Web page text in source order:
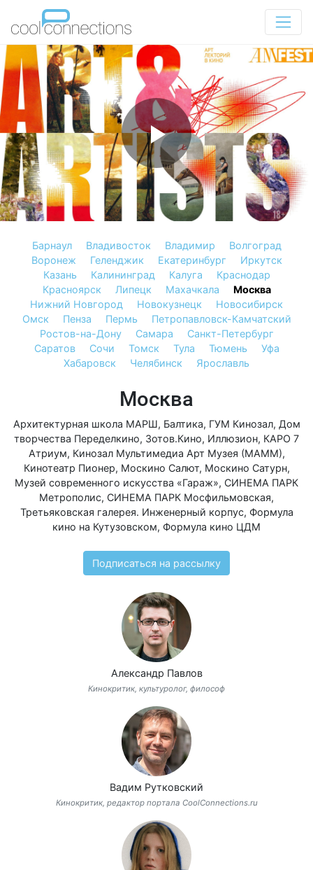
Барнаул Владивосток Владимир
Волгоград
Воронеж
Геленджик Екатеринбург
Иркутск
Казань
Калининград Калуга
Краснодар
Красноярск
Липецк Махачкала
Москва
Нижний Новгород
Новокузнецк
Новосибирск
Омск
Пенза Пермь
Петропавловск-Камчатский
Ростов-на-Дону
Самара
Санкт-Петербург
Саратов
Сочи Томск Тула Тюмень
Уфа
Хабаровск
Челябинск Ярославль
Москва
Архитектурная школа МАРШ, Балтика, ГУМ Кинозал, Дом
творчества Переделкино, Зотов.Кино, Иллюзион, КАРО 7
Атриум, Кинозал Мультимедиа Арт Музея (МАММ),
Кинотеатр Пионер, Москино Салют, Москино Сатурн,
Музей современного искусства «Гараж», СИНЕМА ПАРК
Метрополис, СИНЕМА ПАРК Мосфильмовская,
Третьяковская галерея. Инженерный корпус, Формула
кино на Кутузовском, Формула кино ЦДМ
Подписаться на рассылку
Александр Павлов
Кинокритик, культуролог, философ
Вадим Рутковский
Кинокритик, редактор портала CoolConnections.ru